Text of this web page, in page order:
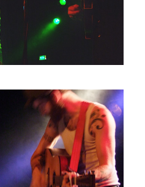
FOTO’S NIEUWS